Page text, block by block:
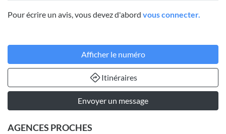
Pour écrire un avis, vous devez d'abord vous connecter.
Afficher le numéro
Itinéraires
Envoyer un message
AGENCES PROCHES